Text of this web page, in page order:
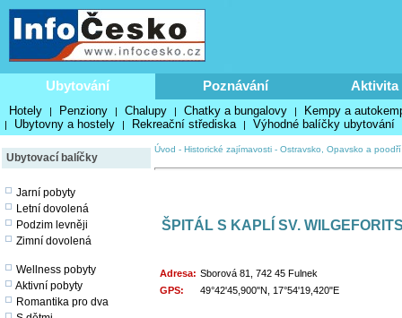
Ubytování Poznávání Aktivita
Hotely | Penziony | Chalupy | Chatky a bungalovy | Kempy a
| Ubytovny a hostely | Rekreační střediska | Výhodné balíčky ubytování
Ubytovací balíčky
Jarní pobyty
Letní dovolená
Podzim levněji
Zimní dovolená
Wellness pobyty
Aktivní pobyty
Romantika pro dva
Úvod - Historické zajímavosti - Ostravsko, Opavsko a poodří
ŠPITÁL S KAPLÍ SV.
Adresa: Sborová 81, 742 45 Fulnek
GPS:
49°42'45,900"N, 17°54'19,420"E